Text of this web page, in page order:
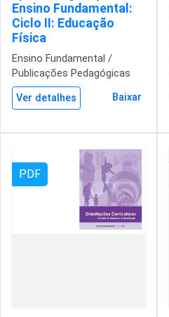
Ensino Fundamental:
Ciclo II: Educação
Física
Ensino Fundamental /
Publicações Pedagógicas
Ver detalhes Baixar
PDF